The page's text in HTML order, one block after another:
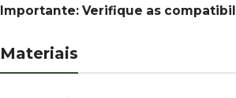
Importante: Verifique as
Materiais